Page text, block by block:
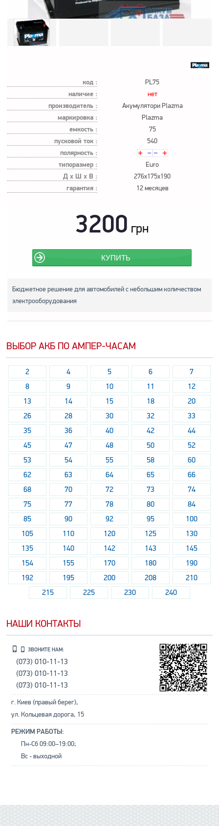
код : PL75
наличие : нет
производитель : Акумулятори Plazma
маркировка : Plazma
емкость : 75
пусковой ток : 540
полярность :
типоразмер :
Euro
Д х Ш х В : 276x175x190
гарантия : 12 месяцев
3200 грн
КУПИТЬ
Бюджетное решение для автомобилей с небольшим количеством
электрооборудования
ВЫБОР АКБ ПО АМПЕР-ЧАСАМ
2 4 5 6
7
8
9 10 11
12
13
14 15 18
20
26
28 30 32
33
35
36 40 42
44
45
47 48 50
52
53
54 55 58
60
62
63 64 65
66
68
70 72 73
74
75
77 78 80
84
85
90 92 95
100
105
110 120 125
130
135
140 142 143
145
154
155 170 180
190
192
195 200 208
210
215
225 230 240
НАШИ КОНТАКТЫ
ЗВОНИТЕ НАМ:
(073) 010-11-13
(073) 010-11-13
(073) 010-11-13
г. Киев (правый берег),
ул. Кольцевая дорога, 15
РЕЖИМ РАБОТЫ:
Пн-Сб 09:00–19:00;
Вс - выходной